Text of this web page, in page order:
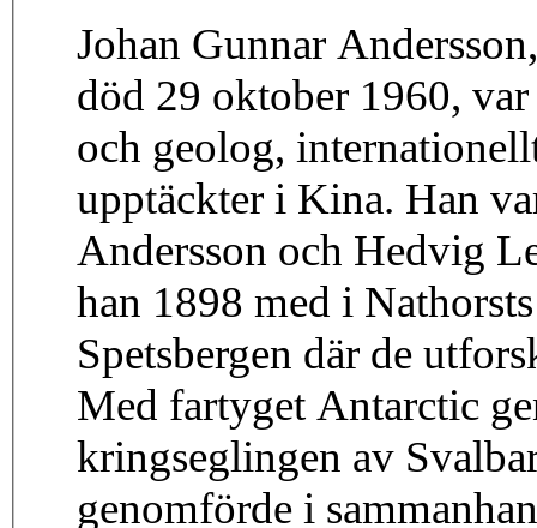
Johan Gunnar
död 29 oktober 1960,
och geolog,
upptäckter i Kina. Han
Andersson och Hedvig
han 1898 med i
Spetsbergen där de
Med fartyget Antarctic
kringseglingen av
genomförde i